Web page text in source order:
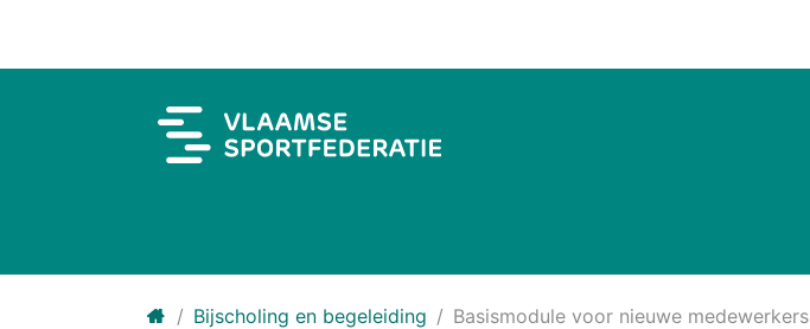
Bijscholing en begeleiding Basismodule voor nieuwe medewerkers